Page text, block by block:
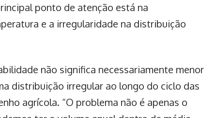
ponto de atenção está na
e a irregularidade na distribuição
não significa necessariamente menor
distribuição irregular ao longo do ciclo das
agrícola. “O problema não é apenas o